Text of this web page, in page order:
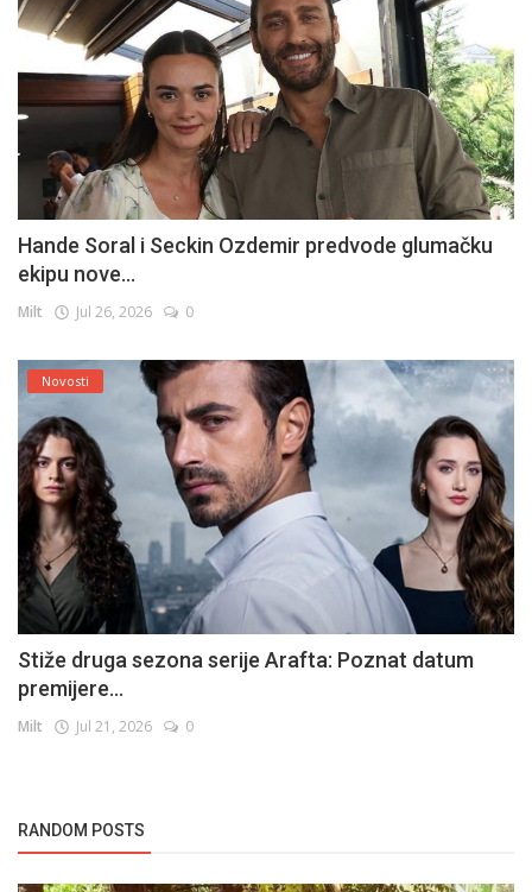
Hande Soral i Seckin Ozdemir predvode glumačku
ekipu nove...
Milt Jul 26, 2026 0
Novosti
Stiže druga sezona serije Arafta: Poznat datum
premijere...
Milt Jul 21, 2026 0
RANDOM POSTS